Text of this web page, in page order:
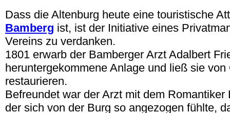
Dass die Altenburg heute eine touristische
Bamberg ist, ist der Initiative eines
Vereins zu verdanken.
1801 erwarb der Bamberger Arzt Adalbert
heruntergekommene Anlage und ließ sie von
restaurieren.
Befreundet war der Arzt mit dem Romantiker
der sich von der Burg so angezogen fühlte,